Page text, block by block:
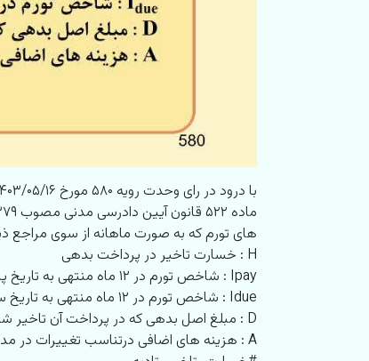
های تورم که به صورت ماهانه از سوی مراجع
H : خسارت تاخیر در پرداخت بدهی
Ipay​ : شاخص تورم در ۱۲ ماه منتهی به تاریخ پرداخت واقعی
Idue : شاخص تورم در ۱۲ ماه منتهی به تاریخ سررسید پرداخت طبق قرارداد
D : مبلغ اصل بدهی که در پرداخت آن تاخیر شده است.
A : هزینه های اضافی درتناسب تغییرات در مدت دیرکرد